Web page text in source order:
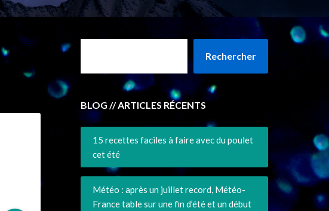
Rechercher
BLOG // ARTICLES RÉCENTS
15 recettes faciles à faire avec du poulet
cet été
Météo : après un juillet record, Météo-
France table sur une fin d’été et un début